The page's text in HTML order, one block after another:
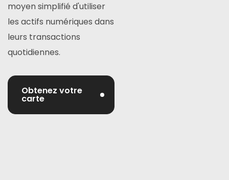
moyen simplifié d'utiliser
les actifs numériques dans
leurs transactions
quotidiennes.
Obtenez votre
carte